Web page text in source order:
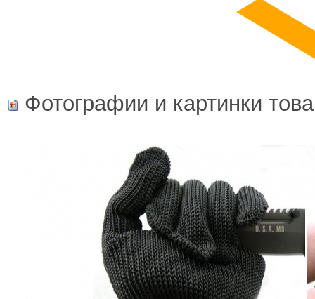
Фотографии и картинки